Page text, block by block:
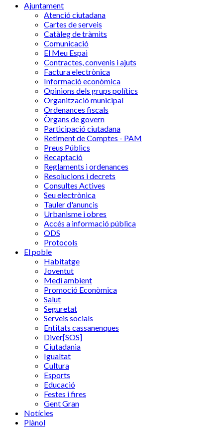
Ajuntament
Atenció ciutadana
Cartes de serveis
Catàleg de tràmits
Comunicació
El Meu Espai
Contractes, convenis i ajuts
Factura electrònica
Informació econòmica
Opinions dels grups polítics
Organització municipal
Ordenances fiscals
Òrgans de govern
Participació ciutadana
Retiment de Comptes - PAM
Preus Públics
Recaptació
Reglaments i ordenances
Resolucions i decrets
Consultes Actives
Seu electrònica
Tauler d'anuncis
Urbanisme i obres
Accés a informació pública
ODS
Protocols
El poble
Habitatge
Joventut
Medi ambient
Promoció Econòmica
Salut
Seguretat
Serveis socials
Entitats cassanenques
Diver[SOS]
Ciutadania
Igualtat
Cultura
Esports
Educació
Festes i fires
Gent Gran
Notícies
Plànol